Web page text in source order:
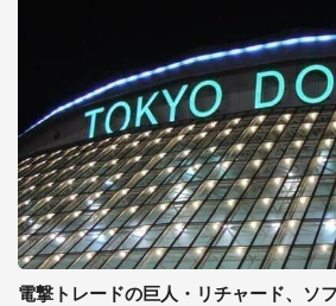
電撃トレードの巨人・リチャード、ソ